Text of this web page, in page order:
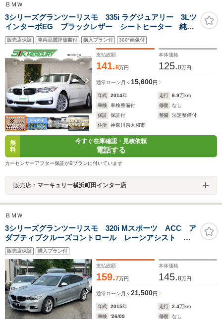
ＢＭＷ
3シリーズグランツーリスモ 335i ラグジュアリー 3Lツ
インターボEG ブラックレザー シートヒーター 純正
ナビ 地デジ 360度カメラ ETC Bluetooth クルー
ズコントロール アイドリングストップ オートテール
ゲート
販売店保証 車両品質評価書付 購入プラン付 360°画像付
支払総額
141.8万円
本体価格
125.0万円
通常ローン 月々 15,600円
年式 2014年 走行 6.9万km
車検
車検整備付 修復
なし
保証
保証付 整備
法定整備付
住所
神奈川県大和市
無
料
今すぐ在庫確認・見積依頼
電話する
カーセンサーアフター保証がBプランに付いています
販売店： マーキュリー横浜町田インター店
ＢＭＷ
3シリーズグランツーリスモ 320i Mスポーツ ACC ア
ダプティブクルーズコントロール レーンアシスト 純
正ナビidrive 地デジフルセグ バックカメラ 純正フル
エアロ Mスポ18インチアルミ スポーツシート 取説
保証書 スペアキー 正規D車
販売店保証 購入プラン付
支払総額
159.7万円
本体価格
145.8万円
通常ローン 月々21,500円
年式 2015年 走行 2.4万km
車検
'26/09 修復
なし